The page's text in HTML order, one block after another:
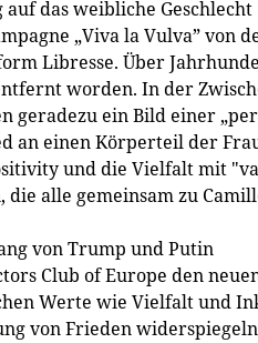
das weibliche Geschlecht
„Viva la Vulva” von
Libresse. Über
worden. In der
geradezu ein Bild einer
an einen Körperteil der
und die Vielfalt mit
die alle gemeinsam zu
von Trump und Putin
Club of Europe den
Werte wie Vielfalt und
von Frieden